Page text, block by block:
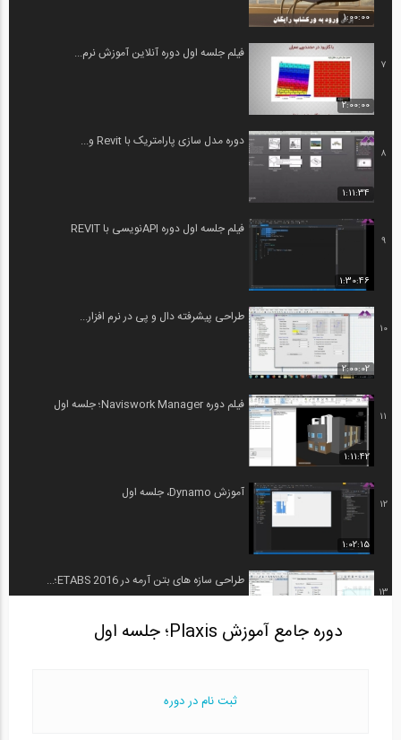
1:00:00
7
2:00:00
فیلم جلسه اول دوره آنلاین آموزش نرم...
8
1:11:34
دوره مدل سازی پارامتریک با Revit و...
9
1:30:46
فیلم جلسه اول دوره APIنویسی با REVIT
10
2:00:02
طراحی پیشرفته دال و پی در نرم افزار...
11
1:11:42
فیلم دوره Naviswork Manager؛ جلسه اول
12
1:02:15
آموزش Dynamo، جلسه اول
13
2:06:25
طراحی سازه های بتن آرمه در ETABS 2016؛...
دوره جامع آموزش Plaxis؛ جلسه اول
ثبت نام در دوره